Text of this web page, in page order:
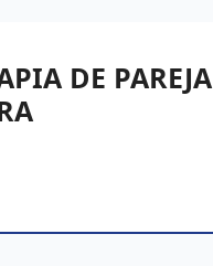
DE PAREJA